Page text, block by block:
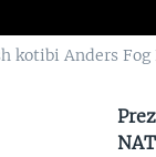
kotibi Anders Fog